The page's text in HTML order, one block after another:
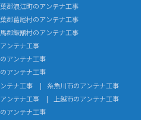
郡浪江町のアンテナ工事
郡葛尾村のアンテナ工事
郡飯舘村のアンテナ工事
ンテナ工事
アンテナ工事
アンテナ工事
テナ工事
糸魚川市のアンテナ工事
ンテナ工事
上越市のアンテナ工事
アンテナ工事